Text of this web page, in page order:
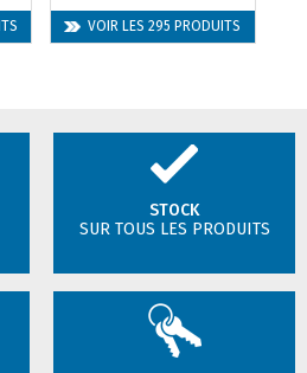
VOIR LES 295 PRODUITS
STOCK
SUR TOUS LES PRODUITS